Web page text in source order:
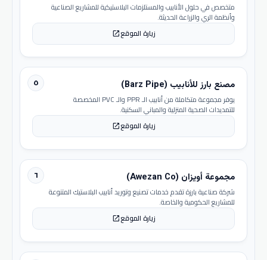
متخصص في حلول الأنابيب والمستلزمات البلاستيكية للمشاريع الصناعية
وأنظمة الري والزراعة الحديثة.
زيارة الموقعopen_in_new
٥ مصنع بارز للأنابيب (Barz Pipe)
يوفر مجموعة متكاملة من أنابيب الـ PPR والـ PVC المخصصة
للتمديدات الصحية المنزلية والمباني السكنية.
زيارة الموقعopen_in_new
٦ مجموعة أويزان (Awezan Co)
شركة صناعية بارزة تقدم خدمات تصنيع وتوريد أنابيب البلاستيك المتنوعة
للمشاريع الحكومية والخاصة.
زيارة الموقعopen_in_new